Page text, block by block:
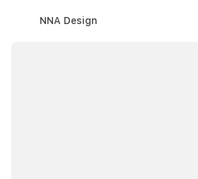
NNA Design